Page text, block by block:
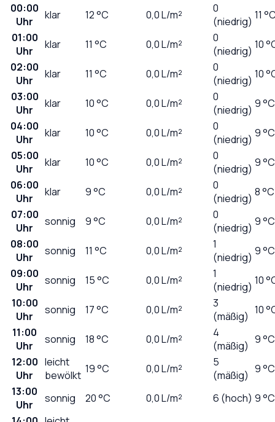
00:00
Uhr
klar 12°C 0,0L/m²
0
(niedrig) 11
01:00
Uhr
klar 11 °C 0,0L/m²
0
(niedrig) 10
02:00
Uhr
klar 11 °C 0,0L/m²
0
(niedrig) 10
03:00
Uhr
klar 10°C 0,0L/m²
0
(niedrig) 9 °C
04:00
Uhr
klar 10°C 0,0L/m²
0
(niedrig) 9 °C
05:00
Uhr
klar 10°C 0,0L/m²
0
(niedrig) 9 °C
06:00
Uhr
klar 9°C 0,0L/m²
0
(niedrig) 8 °C
07:00
Uhr
sonnig 9°C 0,0L/m²
0
(niedrig) 9 °C
08:00
Uhr
sonnig 11 °C 0,0L/m²
1
(niedrig) 9 °C
09:00
Uhr
sonnig 15°C 0,0L/m²
1
(niedrig) 10
10:00
Uhr
sonnig 17°C 0,0L/m²
3
(mäßig) 10
11:00
Uhr
sonnig 18°C 0,0L/m²
4
(mäßig) 9 °C
12:00
Uhr
leicht
bewölkt 19°C 0,0L/m²
5
(mäßig) 9 °C
13:00
Uhr
sonnig 20°C 0,0L/m² 6 (hoch) 9 °C